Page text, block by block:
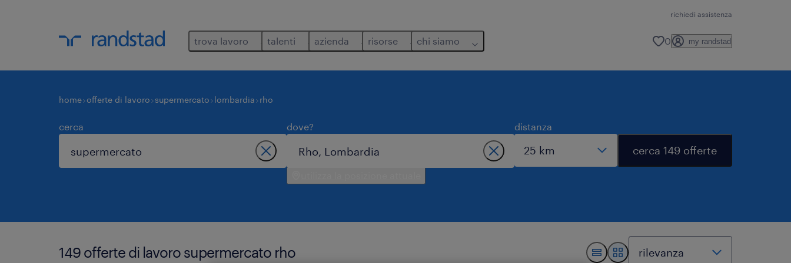
richiedi assistenza
trova lavoro talenti azienda risorse chi siamo 0 my randstad
home offerte di lavoro supermercato lombardia rho
cerca dove? distanza
cerca 149 offerte
149 offerte di lavoro supermercato rho